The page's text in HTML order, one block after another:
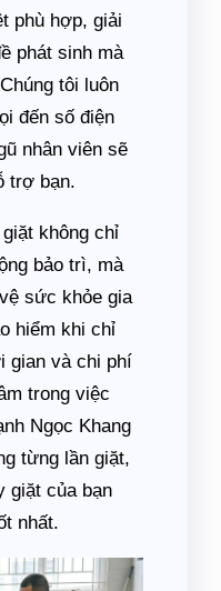
phù hợp, giải
phát sinh mà
tôi luôn
đến số điện
nhân viên sẽ
trợ bạn.
không chỉ
bảo trì, mà
sức khỏe gia
hiểm khi chỉ
gian và chi phí
trong việc
Ngọc Khang
từng lần giặt,
giặt của bạn
nhất.